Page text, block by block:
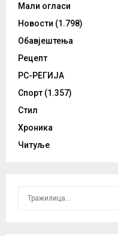
Мали огласи
Новости (1.798)
Обавјештења
Рецепт
РС-РЕГИЈА
Спорт (1.357)
Стил
Хроника
Читуље